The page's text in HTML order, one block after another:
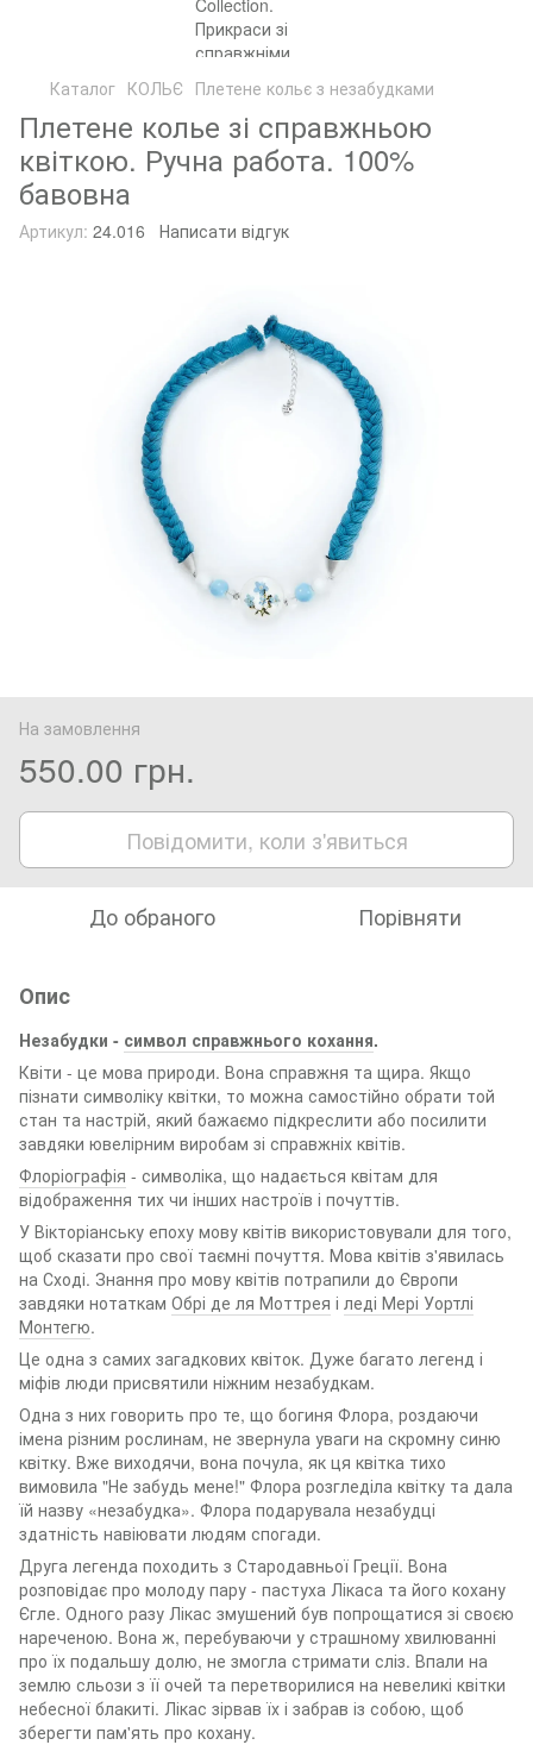
Каталог КОЛЬЄ Плетене кольє з незабудками
Плетене колье зі справжньою
квіткою. Ручна работа. 100%
бавовна
Артикул: 24.016 Написати відгук
На замовлення
550.00 грн.
Повідомити, коли з'явиться
До обраного Порівняти
Опис
Незабудки - символ справжнього кохання.
Квіти - це мова природи. Вона справжня та щира. Якщо
пізнати символіку квітки, то можна самостійно обрати той
стан та настрій, який бажаємо підкреслити або посилити
завдяки ювелірним виробам зі справжніх квітів.
Флоріографія - символіка, що надається квітам для
відображення тих чи інших настроїв і почуттів.
У Вікторіанську епоху мову квітів використовували для того,
щоб сказати про свої таємні почуття. Мова квітів з'явилась
на Сході. Знання про мову квітів потрапили до Європи
завдяки нотаткам Обрі де ля Моттрея і леді Мері Уортлі
Монтегю.
Це одна з самих загадкових квіток. Дуже багато легенд і
міфів люди присвятили ніжним незабудкам.
Одна з них говорить про те, що богиня Флора, роздаючи
імена різним рослинам, не звернула уваги на скромну синю
квітку. Вже виходячи, вона почула, як ця квітка тихо
вимовила "Не забудь мене!" Флора розгледіла квітку та дала
їй назву «незабудка». Флора подарувала незабудці
здатність навіювати людям спогади.
Друга легенда походить з Стародавньої Греції. Вона
розповідає про молоду пару - пастуха Лікаса та його кохану
Єгле. Одного разу Лікас змушений був попрощатися зі своєю
нареченою. Вона ж, перебуваючи у страшному хвилюванні
про їх подальшу долю, не змогла стримати сліз. Впали на
землю сльози з її очей та перетворилися на невеликі квітки
небесної блакиті. Лікас зірвав їх і забрав із собою, щоб
зберегти пам'ять про кохану.